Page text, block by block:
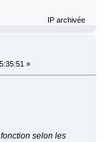
IP archivée
»
selon les